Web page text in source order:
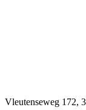
Vleutenseweg 172,